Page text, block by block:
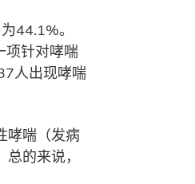
44.1%。
项针对哮喘
人出现哮喘
哮喘（发病
的来说，